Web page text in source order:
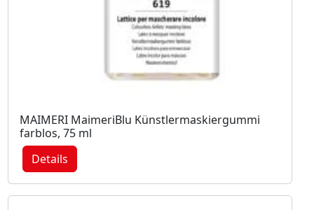
MAIMERI MaimeriBlu Künstlermaskiergummi
farblos, 75 ml
Details